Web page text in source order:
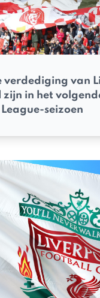
verdediging van
in het
seizoen